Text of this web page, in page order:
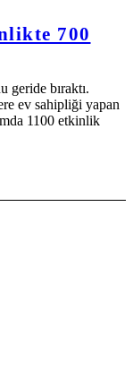
700
geride bıraktı.
ev sahipliği yapan
1100 etkinlik